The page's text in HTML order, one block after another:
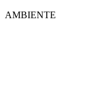
AMBIENTE